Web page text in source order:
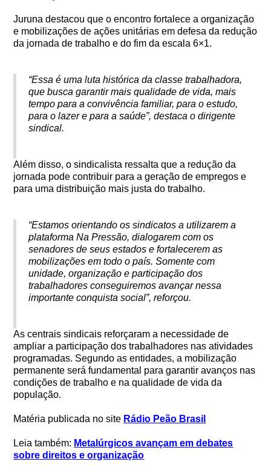
Juruna destacou que o encontro fortalece a organização
e mobilizações de ações unitárias em defesa da redução
da jornada de trabalho e do fim da escala 6×1.
“Essa é uma luta histórica da classe trabalhadora,
que busca garantir mais qualidade de vida, mais
tempo para a convivência familiar, para o estudo,
para o lazer e para a saúde”, destaca o dirigente
sindical.
Além disso, o sindicalista ressalta que a redução da
jornada pode contribuir para a geração de empregos e
para uma distribuição mais justa do trabalho.
“Estamos orientando os sindicatos a utilizarem a
plataforma Na Pressão, dialogarem com os
senadores de seus estados e fortalecerem as
mobilizações em todo o país. Somente com
unidade, organização e participação dos
trabalhadores conseguiremos avançar nessa
importante conquista social”, reforçou.
As centrais sindicais reforçaram a necessidade de
ampliar a participação dos trabalhadores nas atividades
programadas. Segundo as entidades, a mobilização
permanente será fundamental para garantir avanços nas
condições de trabalho e na qualidade de vida da
população.
Matéria publicada no site Rádio Peão Brasil
Leia também: Metalúrgicos avançam em debates
sobre direitos e organização